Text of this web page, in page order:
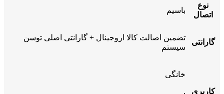
نوع
اتصال
باسیم
گارانتی
تضمین اصالت کالا اروجینال + گارانتی اصلی توسن
سیستم
کاربری
خانگی
,